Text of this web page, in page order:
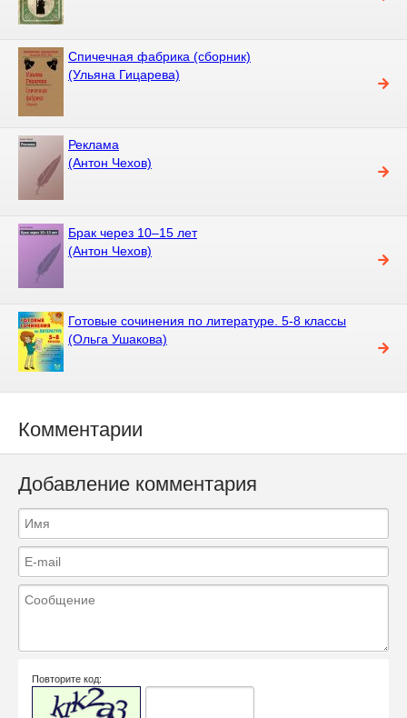
Спичечная фабрика (сборник)
(Ульяна Гицарева)
Реклама
(Антон Чехов)
Брак через 10–15 лет
(Антон Чехов)
Готовые сочинения по литературе. 5-8 классы
(Ольга Ушакова)
Комментарии
Добавление комментария
Повторите код: